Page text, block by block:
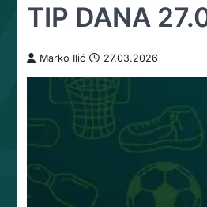
TIP DANA
Marko Ilić 27.03.2026